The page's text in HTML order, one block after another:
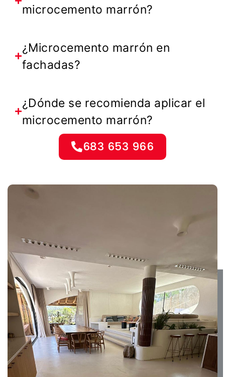
microcemento marrón?
¿Microcemento marrón en
fachadas?
¿Dónde se recomienda aplicar el
microcemento marrón?
683 653 966